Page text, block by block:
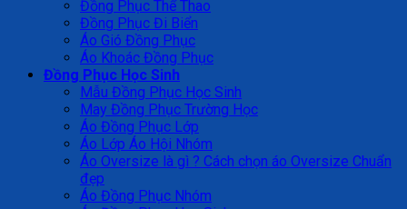
Đồng Phục Thể Thao
Đồng Phục Đi Biển
Áo Gió Đồng Phục
Áo Khoác Đồng Phục
Đồng Phục Học Sinh
Mẫu Đồng Phục Học Sinh
May Đồng Phục Trường Học
Áo Đồng Phục Lớp
Áo Lớp Áo Hội Nhóm
Áo Oversize là gì ? Cách chọn áo Oversize Chuẩn
đẹp
Áo Đồng Phục Nhóm